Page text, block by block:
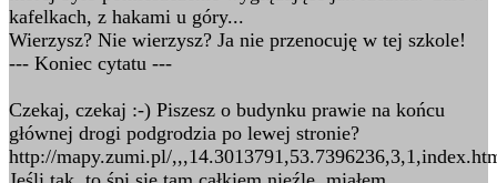
kafelkach, z hakami u góry...
Wierzysz? Nie wierzysz? Ja nie przenocuję w tej szkole!
--- Koniec cytatu ---
Czekaj, czekaj :-) Piszesz o budynku prawie na końcu
głównej drogi podgrodzia po lewej stronie?
http://mapy.zumi.pl/